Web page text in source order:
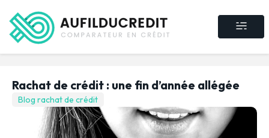
Rachat de crédit : une fin d’année allégée
Blog rachat de crédit